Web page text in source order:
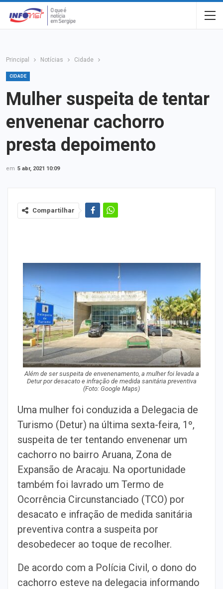
Principal Notícias Cidade
CIDADE
Mulher suspeita de tentar
envenenar cachorro
presta depoimento
em 5 abr, 2021 10:09
Compartilhar
Além de ser suspeita de envenenamento, a mulher foi levada a
Detur por desacato e infração de medida sanitária preventiva
(Foto: Google Maps)
Uma mulher foi conduzida a Delegacia de
Turismo (Detur) na última sexta-feira, 1º,
suspeita de ter tentando envenenar um
cachorro no bairro Aruana, Zona de
Expansão de Aracaju. Na oportunidade
também foi lavrado um Termo de
Ocorrência Circunstanciado (TCO) por
desacato e infração de medida sanitária
preventiva contra a suspeita por
desobedecer ao toque de recolher.
De acordo com a Polícia Civil, o dono do
cachorro esteve na delegacia informando